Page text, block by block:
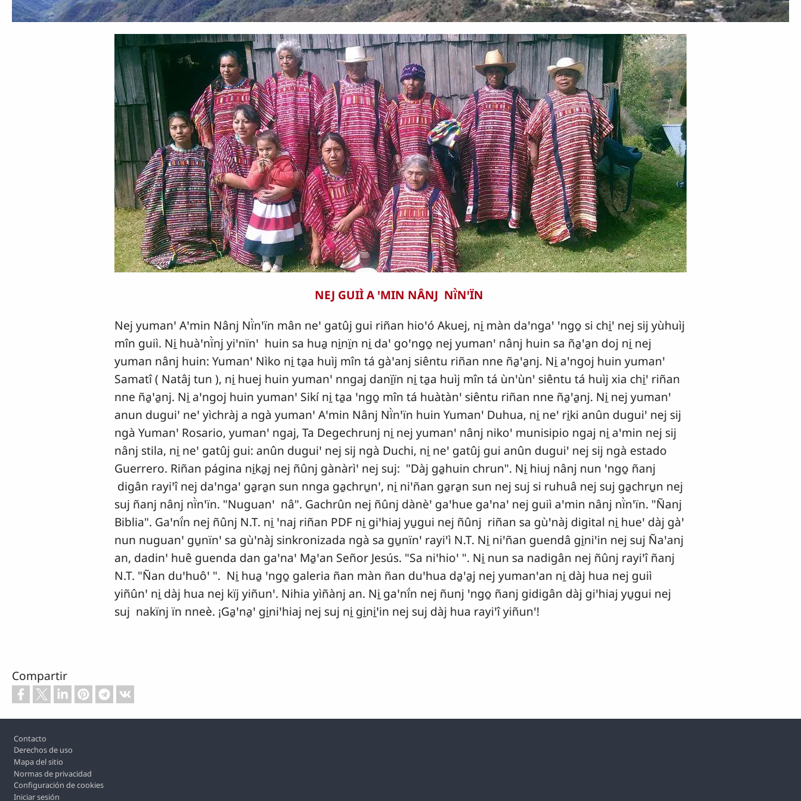
NEJ GUIÌ A ꞌMIN NÂNJ Nï̀NꞌÏN
Nej yumanꞌ Aꞌmin Nânj Nï̀nꞌïn mân neꞌ gatûj gui riñan hioꞌó Akuej, ni̱ màn daꞌngaꞌ ꞌngo̱ si chi̱ꞌ nej sij yùhuìj
mîn guiì. Ni̱ huàꞌnï̀nj yiꞌnïnꞌ huin sa hua̱ ni̱nï̱n ni̱ daꞌ goꞌngo̱ nej yumanꞌ nânj huin sa ña̱ꞌa̱n doj ni̱ nej
yuman nânj huin: Yumanꞌ Nìko ni̱ ta̱a huìj mîn tá gàꞌanj siêntu riñan nne ña̱ꞌa̱nj. Ni̱ aꞌngoj huin yumanꞌ
Samatî ( Natâj tun ), ni̱ huej huin yumanꞌ nngaj danï̱ïn ni̱ ta̱a huìj mîn tá ùnꞌùnꞌ siêntu tá huìj xia chi̱ꞌ riñan
nne ña̱ꞌa̱nj. Ni̱ aꞌngoj huin yumanꞌ Sikí ni̱ ta̱a ꞌngo̱ mîn tá huàtànꞌ siêntu riñan nne ña̱ꞌa̱nj. Ni̱ nej yumanꞌ
anun duguiꞌ neꞌ yìchràj a ngà yumanꞌ Aꞌmin Nânj Nï̀nꞌïn huin Yumanꞌ Duhua, ni̱ neꞌ ri̱ki anûn duguiꞌ nej sij
ngà Yumanꞌ Rosario, yumanꞌ ngaj, Ta Degechrunj ni̱ nej yumanꞌ nânj nikoꞌ munisipio ngaj ni̱ aꞌmin nej sij
nânj stila, ni̱ neꞌ gatûj gui: anûn duguiꞌ nej sij ngà Duchi, ni̱ neꞌ gatûj gui anûn duguiꞌ nej sij ngà estado
Guerrero. Riñan página ni̱ka̱j nej ñûnj gànàrìꞌ nej suj: "Dàj ga̱huin chrun". Ni̱ hiuj nânj nun ꞌngo̱ ñanj
digân rayiꞌî nej daꞌngaꞌ ga̱ra̱n sun nnga ga̱chru̱nꞌ, ni̱ niꞌñan ga̱ra̱n sun nej suj si ruhuâ nej suj ga̱chru̱n nej
suj ñanj nânj nï̀nꞌïn. "Nuguanꞌ nâ". Gachrûn nej ñûnj dànèꞌ gaꞌhue gaꞌnaꞌ nej guiì aꞌmin nânj nï̀nꞌïn. "Ñanj
Biblia". Gaꞌnḯn nej ñûnj N.T. ni̱ ꞌnaj riñan PDF ni̱ giꞌhiaj yu̱gui nej ñûnj riñan sa gùꞌnàj digital ni̱ hueꞌ dàj gàꞌ
nun nuguanꞌ gu̱nïnꞌ sa gùꞌnàj sinkronizada ngà sa gu̱nïnꞌ rayiꞌì N.T. Ni̱ niꞌñan guendâ gi̱niꞌin nej suj Ñaꞌanj
an, dadinꞌ huê guenda dan gaꞌnaꞌ Ma̱ꞌan Señor Jesús. "Sa niꞌhioꞌ ". Ni̱ nun sa nadigân nej ñûnj rayiꞌî ñanj
N.T. "Ñan duꞌhuôꞌ ". Ni̱ hua̱ ꞌngo̱ galeria ñan màn ñan duꞌhua da̱ꞌa̱j nej yumanꞌan ni̱ dàj hua nej guiì
yiñûnꞌ ni̱ dàj hua nej kïj yiñunꞌ. Nihia yìñànj an. Ni̱ gaꞌnḯn nej ñunj ꞌngo̱ ñanj gidigân dàj giꞌhiaj yu̱gui nej
suj nakïnj ïn nneè. ¡Ga̱ꞌna̱ꞌ gi̱niꞌhiaj nej suj ni̱ gi̱ni̱ꞌin nej suj dàj hua rayiꞌî yiñunꞌ!
Compartir
Footer
Contacto
Derechos de uso
Mapa del sitio
Normas de privacidad
Configuración de cookies
Iniciar sesión